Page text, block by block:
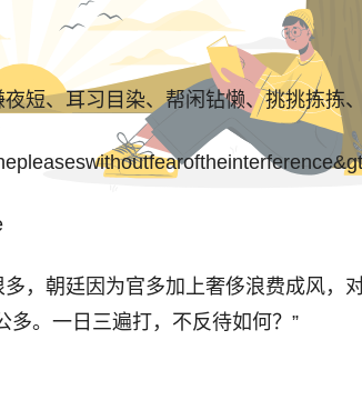
短、耳习目染、帮闲钻懒、挑挑拣拣
，朝廷因为官多加上奢侈浪费成风，
多。一日三遍打，不反待如何？”